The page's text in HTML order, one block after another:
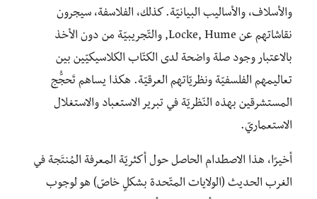
والأسلاف، والأساليب البيانيّة. كذلك، الفلاسفة، سيجرون
نقاشاتهم عن Locke, Hume, والتّجريبيّة من دون الأخذ
بالاعتبار وجود صلة واضحة لدى الكتّاب الكلاسيكيّين بين
تعاليمهم الفلسفيّة ونظريّاتهم العرقيّة. هكذا يساهم تَحجُّج
المستشرقين بهذه النّظريّة في تبرير الاستعباد والاستغلال
الاستعماريّ.
أخيرًا، هذا الاصطدام الحاصل حول أكثريّة المعرفة المُنتَجة في
الغرب الحديث (الولايات المتّحدة بشكلٍ خاصّ) هو لوجوب